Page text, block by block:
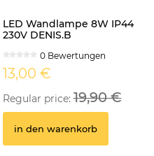
LED Wandlampe 8W IP44
230V DENIS.B
0 Bewertungen
13,00 €
Regular price:19,90 €
in den warenkorb